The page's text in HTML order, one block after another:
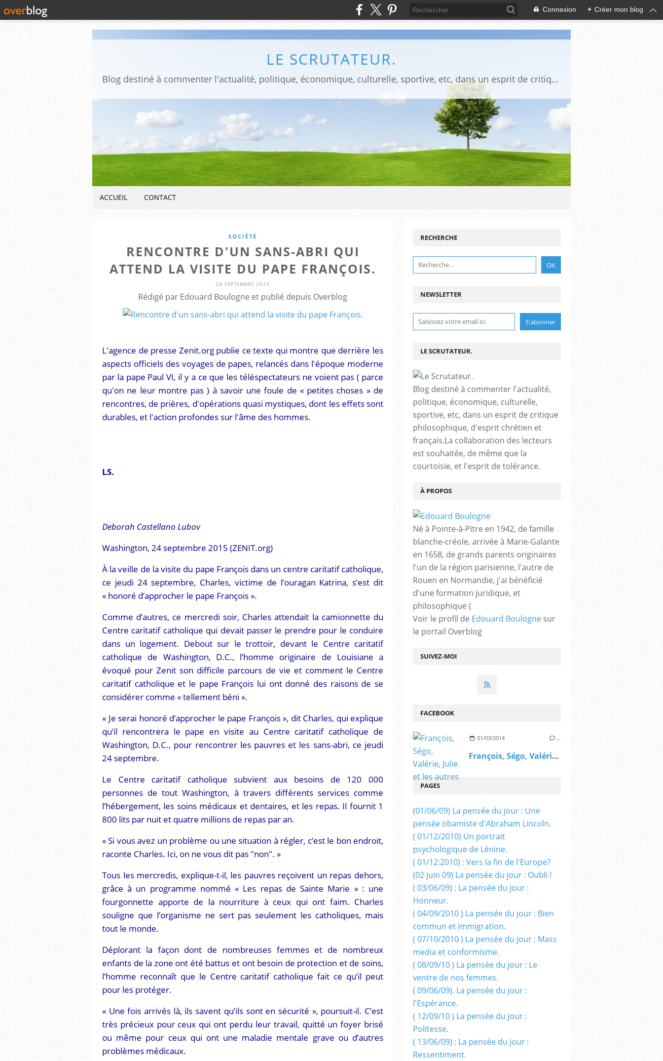
Connexion + Créer mon blog
LE SCRUTATEUR.
Blog destiné à commenter l'actualité, politique, économique, culturelle, sportive, etc, dans un esprit de critique philosophique, d'esprit chrétien et français.La collaboration des lecteurs est souhaitée, de même que la courtoisie, et l'esprit de tolérance.
ACCUEIL CONTACT
SOCIÉTÉ
RENCONTRE D'UN SANS-ABRI QUI
ATTEND LA VISITE DU PAPE FRANÇOIS.
24 SEPTEMBRE 2015
Rédigé par Edouard Boulogne et publié depuis Overblog
L'agence de presse Zenit.org publie ce texte qui montre que derrière les
aspects officiels des voyages de papes, relancés dans l'époque moderne
par la pape Paul VI, il y a ce que les téléspectateurs ne voient pas ( parce
qu'on ne leur montre pas ) à savoir une foule de « petites choses » de
rencontres, de prières, d'opérations quasi mystiques, dont les effets sont
durables, et l'action profondes sur l'âme des hommes.
LS.
Deborah Castellano Lubov
Washington, 24 septembre 2015 (ZENIT.org)
À la veille de la visite du pape François dans un centre caritatif catholique,
ce jeudi 24 septembre, Charles, victime de l’ouragan Katrina, s’est dit
« honoré d’approcher le pape François ».
Comme d’autres, ce mercredi soir, Charles attendait la camionnette du
Centre caritatif catholique qui devait passer le prendre pour le conduire
dans un logement. Debout sur le trottoir, devant le Centre caritatif
catholique de Washington, D.C., l’homme originaire de Louisiane a
évoqué pour Zenit son difficile parcours de vie et comment le Centre
caritatif catholique et le pape François lui ont donné des raisons de se
considérer comme « tellement béni ».
« Je serai honoré d’approcher le pape François », dit Charles, qui explique
qu’il rencontrera le pape en visite au Centre caritatif catholique de
Washington, D.C., pour rencontrer les pauvres et les sans-abri, ce jeudi
24 septembre.
Le Centre caritatif catholique subvient aux besoins de 120 000
personnes de tout Washington, à travers différents services comme
l’hébergement, les soins médicaux et dentaires, et les repas. Il fournit 1
800 lits par nuit et quatre millions de repas par an.
« Si vous avez un problème ou une situation à régler, c’est le bon endroit,
raconte Charles. Ici, on ne vous dit pas "non". »
Tous les mercredis, explique-t-il, les pauvres reçoivent un repas dehors,
grâce à un programme nommé « Les repas de Sainte Marie » : une
fourgonnette apporte de la nourriture à ceux qui ont faim. Charles
souligne que l’organisme ne sert pas seulement les catholiques, mais
tout le monde.
Déplorant la façon dont de nombreuses femmes et de nombreux
enfants de la zone ont été battus et ont besoin de protection et de soins,
l’homme reconnaît que le Centre caritatif catholique fait ce qu’il peut
pour les protéger.
« Une fois arrivés là, ils savent qu’ils sont en sécurité », poursuit-il. C’est
très précieux pour ceux qui ont perdu leur travail, quitté un foyer brisé
ou même pour ceux qui ont une maladie mentale grave ou d’autres
problèmes médicaux.
NEWSLETTER
SUIVEZ-MOI
RECHERCHE
LE SCRUTATEUR.
Blog destiné à commenter l'actualité,
politique, économique, culturelle,
sportive, etc, dans un esprit de critique
philosophique, d'esprit chrétien et
français.La collaboration des lecteurs
est souhaitée, de même que la
courtoisie, et l'esprit de tolérance.
À PROPOS
Né à Pointe-à-Pitre en 1942, de famille
blanche-créole, arrivée à Marie-Galante
en 1658, de grands parents originaires
l'un de la région parisienne, l'autre de
Rouen en Normandie, j'ai bénéficié
d'une formation juridique, et
philosophique (
Voir le profil de Edouard Boulogne sur
le portail Overblog
FACEBOOK
01/03/2014 …
François, Ségo, Valérie, Julie et les autres
PAGES
(01/06/09) La pensée du jour : Une
pensée obamiste d'Abraham Lincoln.
( 01/12/2010) Un portrait
psychologique de Lénine.
( 01/12:2010) : Vers la fin de l'Europe?
(02 juin 09) La pensée du jour : Oubli !
( 03/06/09) : La pensée du jour :
Honneur.
( 04/09/2010 ) La pensée du jour : Bien
commun et immigration.
( 07/10/2010 ) La pensée du jour : Mass
media et conformisme.
( 08/09/10 ) La pensée du jour : Le
ventre de nos femmes.
( 09/06/09). La pensée du jour :
l'Espérance.
( 12/09/10 ) La pensée du jour :
Politesse.
( 13/06/09) : La pensée du jour :
Ressentiment.